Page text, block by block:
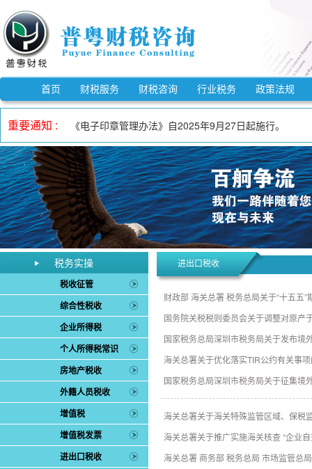
首页 财税服务 财税咨询 行业税务 政策法规
重要通知 :
《市场监督管理信用修复管理办法》自2025年12月25
《中华人民共和国反不正当竞争法》自2025年10月15
自2023年1月1日至2027年12月31日，适用3%预征率
《电子印章管理办法》自2025年9月27日起施行。
自2023年1月1日至2027年12月31日，增值税小规模纳
自2023年1月1日至2027年12月31日，对月销售额10
《欠税公告办法》自2026年3月1日起施行。
《中华人民共和国增值税法实施条例》自2026年1月1日
自2023年1月1日至2027年12月31日，允许先进制造业
《中华人民共和国增值税法》自2026年1月1日起施行。
《市场监督管理信用修复管理办法》自2025年12月25
《中华人民共和国反不正当竞争法》自2025年10月15
税务实操
税收征管
综合性税收
企业所得税
个人所得税常识
房地产税收
外籍人员税收
增值税
增值税发票
进出口税收
进出口税收
财政部 海关总署 税务总局关于“十五五
国务院关税税则委员会关于调整对原产
国家税务总局深圳市税务局关于发布境
海关总署关于优化落实TIR公约有关事
国家税务总局深圳市税务局关于征集境
海关总署关于海关特殊监管区域、保税
海关总署关于推广实施海关核查 “企业
海关总署 商务部 税务总局 市场监管总